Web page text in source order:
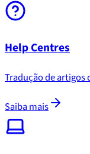
Help Centres
Tradução de artigos
Saiba mais